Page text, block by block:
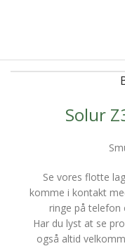
Solur
Se vores flotte
komme i kontakt
ringe på telefon
Har du lyst at se
også altid